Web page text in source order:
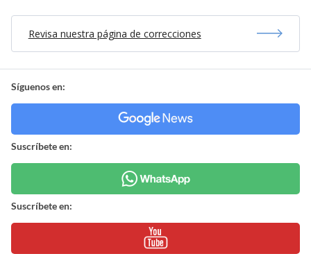
Revisa nuestra página de correcciones
Síguenos en:
Suscríbete en:
Suscríbete en: